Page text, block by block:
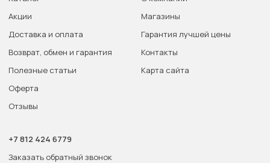
Акции
Доставка и оплата
Возврат, обмен и гарантия
Полезные статьи
Оферта
Отзывы
Магазины
Гарантия лучшей цены
Контакты
Карта сайта
+7 812 424 6779
Заказать обратный звонок